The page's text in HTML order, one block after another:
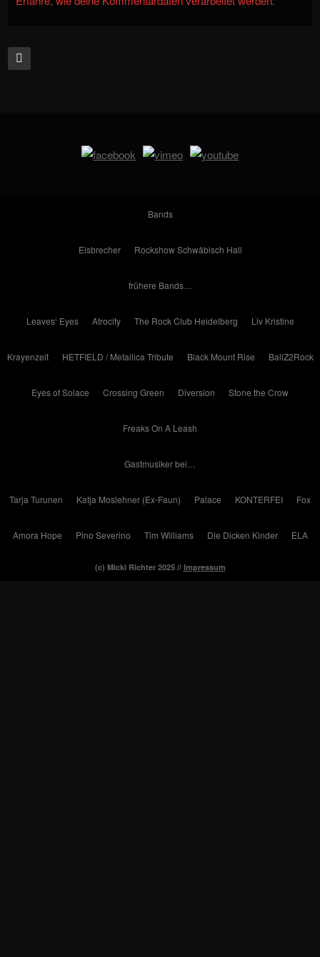
Bands
Eisbrecher Rockshow Schwäbisch Hall
frühere Bands…
Leaves‘ Eyes Atrocity The Rock Club Heidelberg Liv Kristine
Krayenzeit HETFIELD / Metallica Tribute Black Mount Rise BallZ2Rock
Eyes of Solace Crossing Green Diversion Stone the Crow
Freaks On A Leash
Gastmusiker bei…
Tarja Turunen Katja Moslehner (Ex-Faun) Palace KONTERFEI Fox
Amora Hope Pino Severino Tim Williams Die Dicken Kinder ELA
(c) Micki Richter 2025 // Impressum